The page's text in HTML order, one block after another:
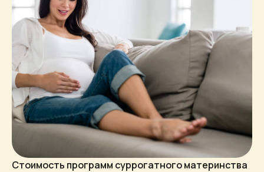
Стоимость программ суррогатного материнства